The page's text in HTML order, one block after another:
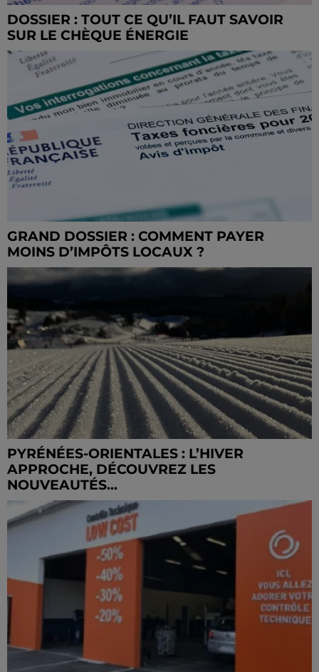
DOSSIER : TOUT CE QU’IL FAUT SAVOIR
SUR LE CHÈQUE ÉNERGIE
GRAND DOSSIER : COMMENT PAYER
MOINS D’IMPÔTS LOCAUX ?
PYRÉNÉES-ORIENTALES : L’HIVER
APPROCHE, DÉCOUVREZ LES
NOUVEAUTÉS...